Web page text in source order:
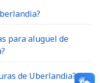
para aluguel de
de Uberlandia?